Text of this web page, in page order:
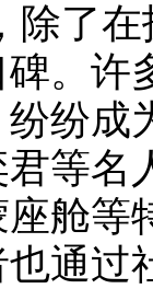
除了
。许
纷成
等名
舱等
通过